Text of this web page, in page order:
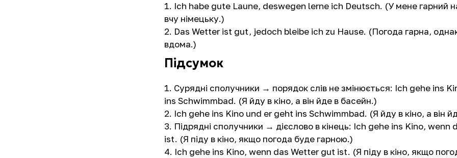
Ich habe gute Laune, deswegen lerne ich Deutsch. (У мене гарний
вчу німецьку.)
Das Wetter ist gut, jedoch bleibe ich zu Hause. (Погода гарна,
вдома.)
Підсумок
Сурядні сполучники → порядок слів не змінюється: Ich gehe ins
ins Schwimmbad. (Я йду в кіно, а він йде в басейн.)
Ich gehe ins Kino und er geht ins Schwimmbad. (Я йду в кіно, а він
Підрядні сполучники → дієслово в кінець: Ich gehe ins Kino, wenn
ist. (Я піду в кіно, якщо погода буде гарною.)
Ich gehe ins Kino, wenn das Wetter gut ist. (Я піду в кіно, якщо